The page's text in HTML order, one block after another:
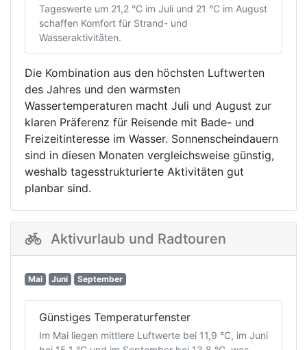
Tageswerte um 21,2 °C im Juli und 21 °C im August
schaffen Komfort für Strand- und
Wasseraktivitäten.
Die Kombination aus den höchsten Luftwerten
des Jahres und den warmsten
Wassertemperaturen macht Juli und August zur
klaren Präferenz für Reisende mit Bade- und
Freizeitinteresse im Wasser. Sonnenscheindauern
sind in diesen Monaten vergleichsweise günstig,
weshalb tagesstrukturierte Aktivitäten gut
planbar sind.
Aktivurlaub und Radtouren
Mai Juni September
Günstiges Temperaturfenster
Im Mai liegen mittlere Luftwerte bei 11,9 °C, im Juni